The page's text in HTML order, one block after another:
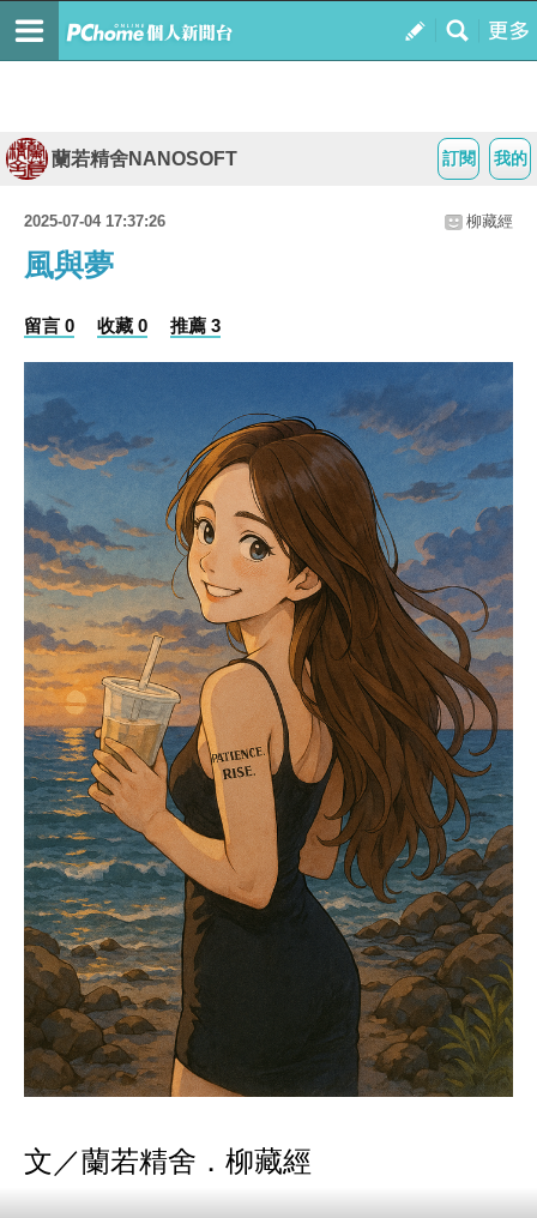
我的
訂閱
蘭若精舍NANOSOFT
2025-07-04 17:37:26 柳藏經
風與夢
留言 0 收藏 0 推薦 3
文／蘭若精舍．柳藏經